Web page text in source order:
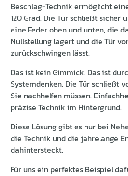
Beschlag-Technik ermöglicht
120 Grad. Die Tür schließt sicher
eine Feder oben und unten, die
Nullstellung lagert und die Tür
zurückschwingen lässt.
Das ist kein Gimmick. Das ist
Systemdenken. Die Tür schließt
Sie nachhelfen müssen.
präzise Technik im Hintergrund.
Diese Lösung gibt es nur bei
die Technik und die jahrelange
dahintersteckt.
Für uns ein perfektes Beispiel